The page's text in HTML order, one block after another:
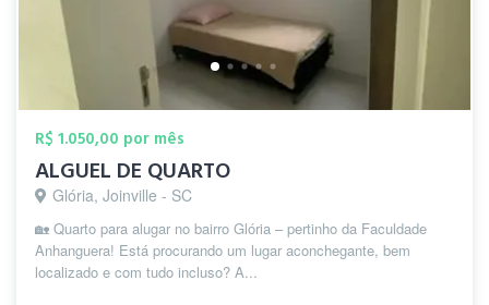
R$ 1.050,00 por mês
ALGUEL DE QUARTO
Glória, Joinville - SC
🏡 Quarto para alugar no bairro Glória – pertinho da Faculdade
Anhanguera! Está procurando um lugar aconchegante, bem
localizado e com tudo incluso? A...